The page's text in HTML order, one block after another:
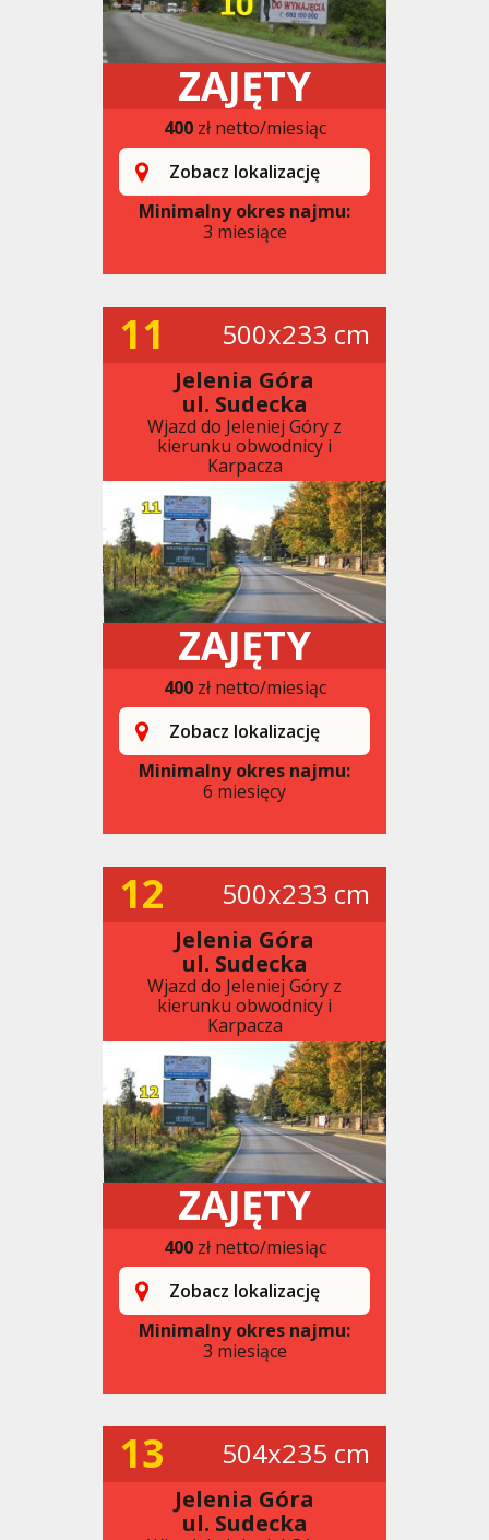
ZAJĘTY
400zł netto/miesiąc
Zobacz lokalizację
Minimalny okres najmu:
3 miesiące
11 500x233 cm
Jelenia Góra
ul. Sudecka
Wjazd do Jeleniej Góry z
kierunku obwodnicy i
Karpacza
ZAJĘTY
400zł netto/miesiąc
Zobacz lokalizację
Minimalny okres najmu:
6 miesięcy
12 500x233 cm
Jelenia Góra
ul. Sudecka
Wjazd do Jeleniej Góry z
kierunku obwodnicy i
Karpacza
ZAJĘTY
400zł netto/miesiąc
Zobacz lokalizację
Minimalny okres najmu:
3 miesiące
13 504x235 cm
Jelenia Góra
ul. Sudecka